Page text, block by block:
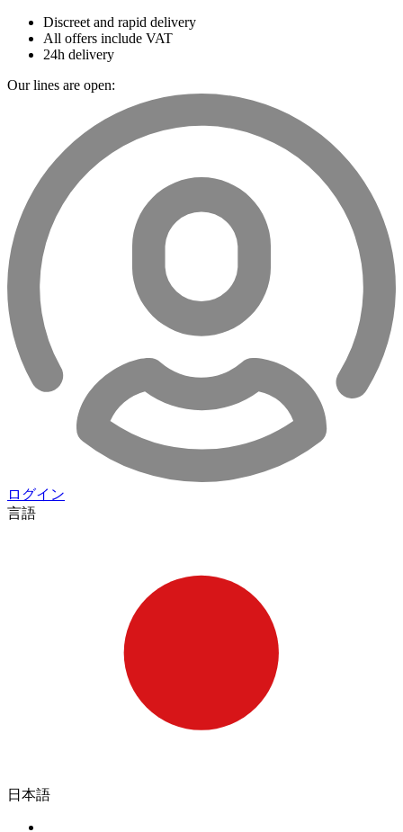
Discreet and rapid delivery
All offers include VAT
24h delivery
Our lines are open:
ログイン
言語
日本語